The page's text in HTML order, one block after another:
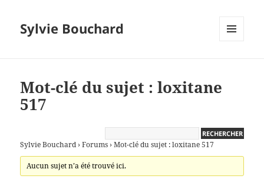
Sylvie Bouchard
Mot-clé du sujet : loxitane
517
Sylvie Bouchard › Forums › Mot-clé du sujet : loxitane 517
Aucun sujet n’a été trouvé ici.